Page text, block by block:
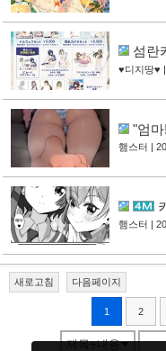
섬란
♥디지땅♥
"엄
햄스터 |
햄스터 |
새로고침 다음페이지
1 2
제목+내용